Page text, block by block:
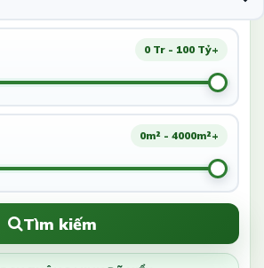
0 Tr - 100 Tỷ+
0m² - 4000m²+
Tìm kiếm